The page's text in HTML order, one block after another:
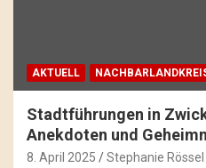
AKTUELL
Stadtführungen in
Anekdoten und
8. April 2025 Stephanie Rössel